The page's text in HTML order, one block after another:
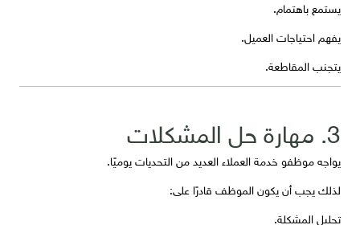
يستمع باهتمام.
يفهم احتياجات العميل.
يتجنب المقاطعة.
3. مهارة حل المشكلات
يواجه موظفو خدمة العملاء العديد من التحديات يوميًا.
لذلك يجب أن يكون الموظف قادرًا على:
تحليل المشكلة.